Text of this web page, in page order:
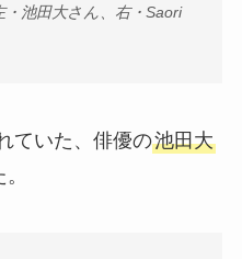
池田大さん、右・Saori
ていた、俳優の池田大